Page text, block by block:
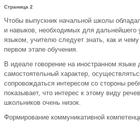
Страница 2
Чтобы выпускник начальной школы
и навыков, необходимых для дальнейшего
языком, учителю следует знать, как и
первом этапе обучения.
В идеале говорение на иностранном языке
самостоятельный характер,
сопровождаться интересом со стороны
показывает, что интерес к этому виду
школьников очень низок.
Формирование коммуникативной